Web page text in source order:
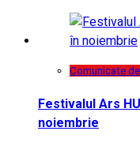
Comunicate
Festivalul Ars
noiembrie